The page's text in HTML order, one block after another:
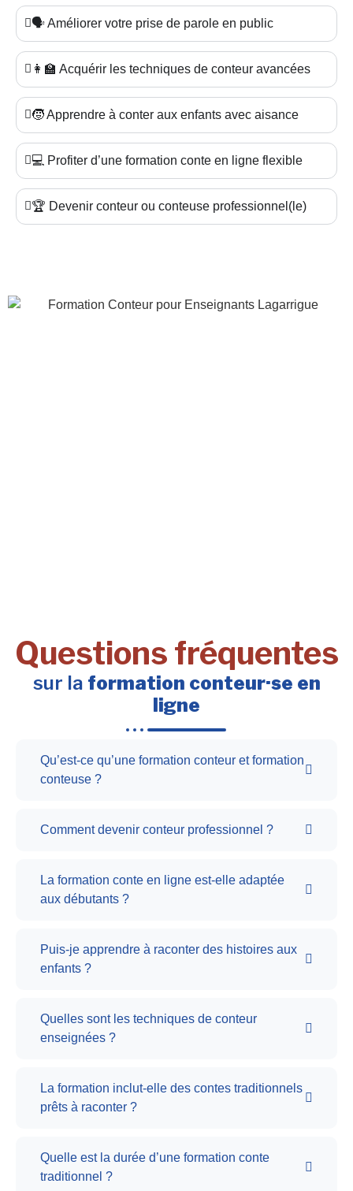
🗣️ Améliorer votre prise de parole en public
👩‍🏫 Acquérir les techniques de conteur avancées
🧒 Apprendre à conter aux enfants avec aisance
💻 Profiter d’une formation conte en ligne flexible
🏆 Devenir conteur ou conteuse professionnel(le)
Questions fréquentes
sur la formation conteur·se en
ligne
Qu’est-ce qu’une formation conteur et formation
conteuse ?
Comment devenir conteur professionnel ?
La formation conte en ligne est-elle adaptée
aux débutants ?
Puis-je apprendre à raconter des histoires aux
enfants ?
Quelles sont les techniques de conteur
enseignées ?
La formation inclut-elle des contes traditionnels
prêts à raconter ?
Quelle est la durée d’une formation conte
traditionnel ?